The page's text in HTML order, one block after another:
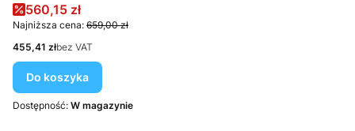
Cena promocyjna
560,15 zł
Najniższa cena: 659,00 zł
Cena
455,41 złbez VAT
Do koszyka
Dostępność: W magazynie